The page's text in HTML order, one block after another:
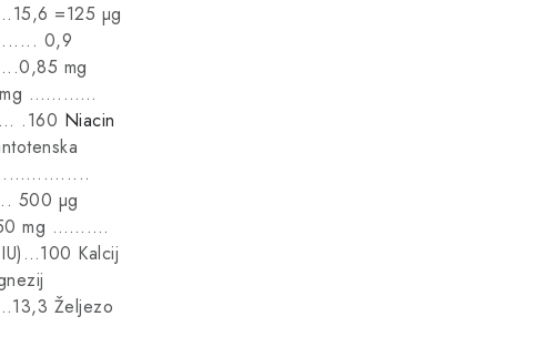
=125 µg
0,9
mg
…………
.160 Niacin
500 µg
mg ……….
Kalcij
Željezo